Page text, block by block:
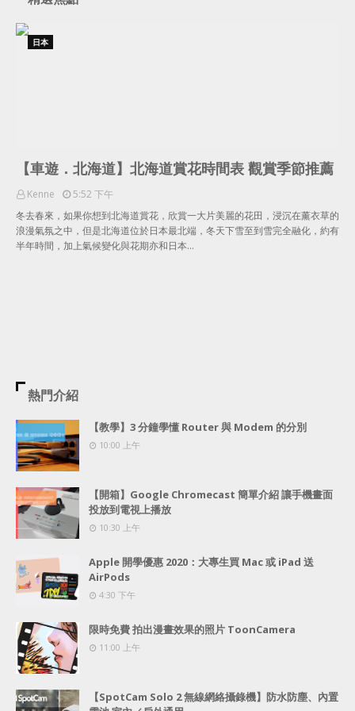
日本
【車遊．北海道】北海道賞花時間表 觀賞季節推薦
Kenne
5:52 下午
冬去春來，如果你想到北海道賞花，欣賞一大片美麗的花田，浸沉在薰衣草的
浪漫氣氛之中，但是北海道位於日本最北端，冬天下雪至到雪完全融化，約有
半年時間，加上氣候變化與花期亦和日本…
熱門介紹
【教學】3 分鐘學懂 Router 與 Modem 的分別
10:00 上午
【開箱】Google Chromecast 簡單介紹 讓手機畫面
投放到電視上播放
10:30 上午
Apple 開學優惠 2020：大專生買 Mac 或 iPad 送
AirPods
4:30 下午
限時免費 拍出漫畫效果的照片 ToonCamera
11:00 上午
【SpotCam Solo 2 無線網絡攝錄機】防水防塵、內置